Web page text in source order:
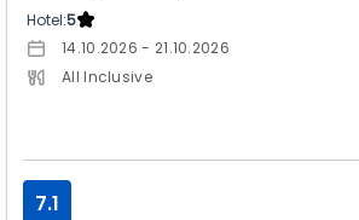
Hotel:5
14.10.2026 - 21.10.2026
All Inclusive
7.1